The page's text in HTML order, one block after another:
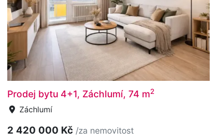
Prodej bytu 4+1, Záchlumí, 74 m2
Záchlumí
2 420 000 Kč /za nemovitost